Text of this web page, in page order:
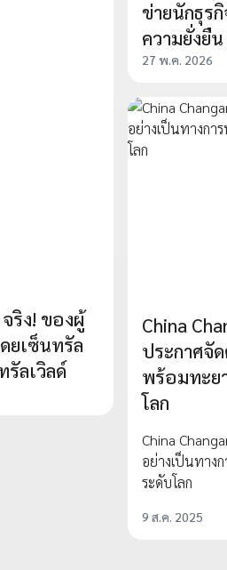
ข่ายนักธุร
ความยั่งยืน
27 พ.ค. 2026
ริง! ของผู้
ยเซ็นทรัล
ลเวิลด์
China
ประกาศจั
พร้อมทะย
โลก
China
อย่างเป็นทาง
ระดับโลก
9 ส.ค. 2025